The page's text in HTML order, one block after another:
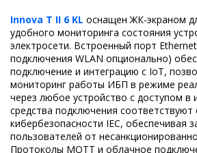
Innova T II 6 KL оснащен ЖК-экраном
удобного мониторинга состояния
электросети. Встроенный порт
подключения WLAN опционально)
подключение и интеграцию с IoT,
мониторинг работы ИБП в режиме
через любое устройство с доступом в
средства подключения соответствуют
кибербезопасности IEC, обеспечивая
пользователей от
Протоколы MQTT и облачное